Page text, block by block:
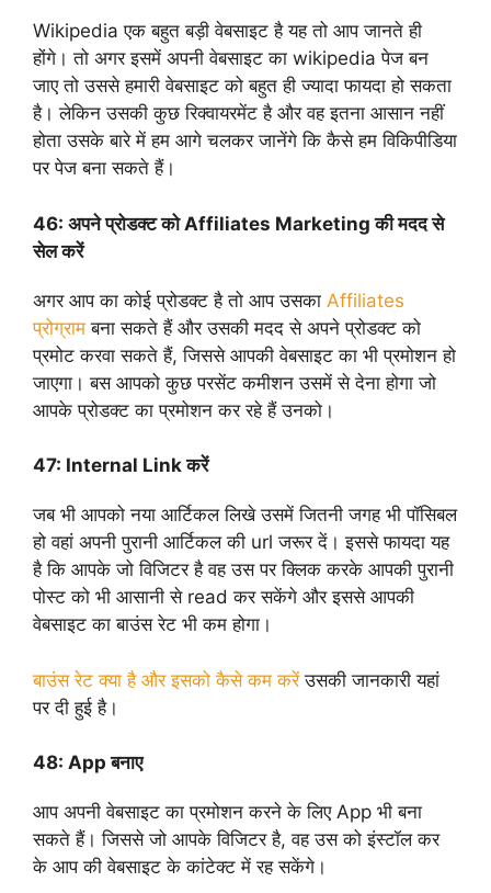
Wikipedia एक बहुत बड़ी वेबसाइट है यह तो आप जानते ही
होंगे। तो अगर इसमें अपनी वेबसाइट का wikipedia पेज बन
जाए तो उससे हमारी वेबसाइट को बहुत ही ज्यादा फायदा हो सकता
है। लेकिन उसकी कुछ रिक्वायरमेंट है और वह इतना आसान नहीं
होता उसके बारे में हम आगे चलकर जानेंगे कि कैसे हम विकिपीडिया
पर पेज बना सकते हैं।
46: अपने प्रोडक्ट को Affiliates Marketing की मदद से
सेल करें
अगर आप का कोई प्रोडक्ट है तो आप उसका Affiliates
प्रोग्राम बना सकते हैं और उसकी मदद से अपने प्रोडक्ट को
प्रमोट करवा सकते हैं, जिससे आपकी वेबसाइट का भी प्रमोशन हो
जाएगा। बस आपको कुछ परसेंट कमीशन उसमें से देना होगा जो
आपके प्रोडक्ट का प्रमोशन कर रहे हैं उनको।
47: Internal Link करें
जब भी आपको नया आर्टिकल लिखे उसमें जितनी जगह भी पॉसिबल
हो वहां अपनी पुरानी आर्टिकल की url जरूर दें। इससे फायदा यह
है कि आपके जो विजिटर है वह उस पर क्लिक करके आपकी पुरानी
पोस्ट को भी आसानी से read कर सकेंगे और इससे आपकी
वेबसाइट का बाउंस रेट भी कम होगा।
बाउंस रेट क्या है और इसको कैसे कम करेंउसकी जानकारी यहां
पर दी हुई है।
48: App बनाए
आप अपनी वेबसाइट का प्रमोशन करने के लिए App भी बना
सकते हैं। जिससे जो आपके विजिटर है, वह उस को इंस्टॉल कर
के आप की वेबसाइट के कांटेक्ट में रह सकेंगे।